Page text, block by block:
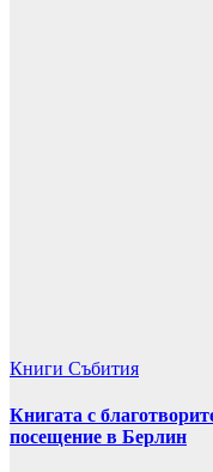
Книги Събития
Книгата с
посещение в Берлин